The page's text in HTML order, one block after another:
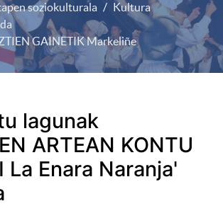
soziokulturala
Kultura
GAINETIK Markeliñe
lagunak
ARTEAN KONTU
La Enara Naranja'